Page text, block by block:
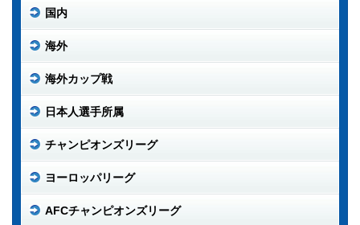
国内
海外
海外カップ戦
日本人選手所属
チャンピオンズリーグ
ヨーロッパリーグ
AFCチャンピオンズリーグ